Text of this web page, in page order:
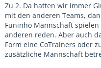
Zu 2. Da hatten wir immer
mit den anderen Teams,
Funinho Mannschaft
anderen reden. Aber auch
Form eine CoTrainers oder
zusätzliche Mannschaft